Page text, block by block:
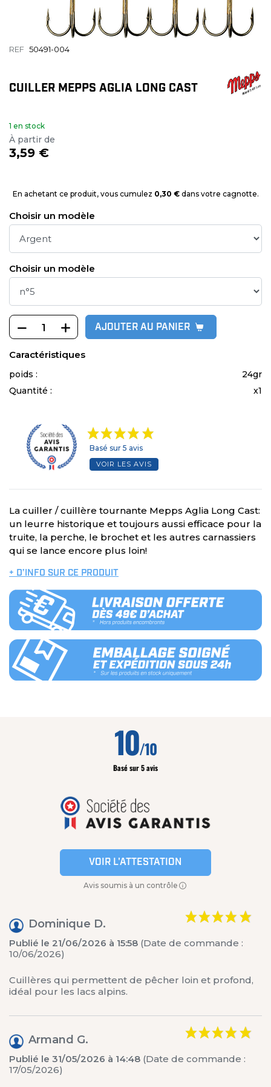
REF 50491-004
CUILLER MEPPS AGLIA LONG CAST
1 en stock
À partir de
3,59 €
En achetant ce produit, vous cumulez 0,30 €dans votre cagnotte.
Choisir un modèle
Choisir un modèle
AJOUTER AU PANIER
Caractéristiques
poids :
24gr
Quantité :
x1
Basé sur 5 avis
VOIR LES AVIS
La cuiller / cuillère tournante Mepps Aglia Long Cast:
un leurre historique et toujours aussi efficace pour la
truite, la perche, le brochet et les autres carnassiers
qui se lance encore plus loin!
+ D’INFO SUR CE PRODUIT
10/10
Basé sur 5 avis
VOIR L'ATTESTATION
Avis soumis à un contrôle
Dominique D.
Publié le 21/06/2026 à 15:58 (Date de commande :
10/06/2026)
Cuillères qui permettent de pêcher loin et profond,
idéal pour les lacs alpins.
Armand G.
Publié le 31/05/2026 à 14:48 (Date de commande :
17/05/2026)